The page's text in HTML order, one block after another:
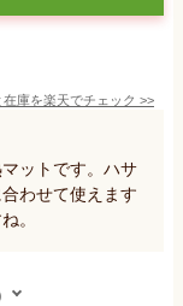
在庫を楽天でチェック >>
ットです。ハサ
わせて使えます
。